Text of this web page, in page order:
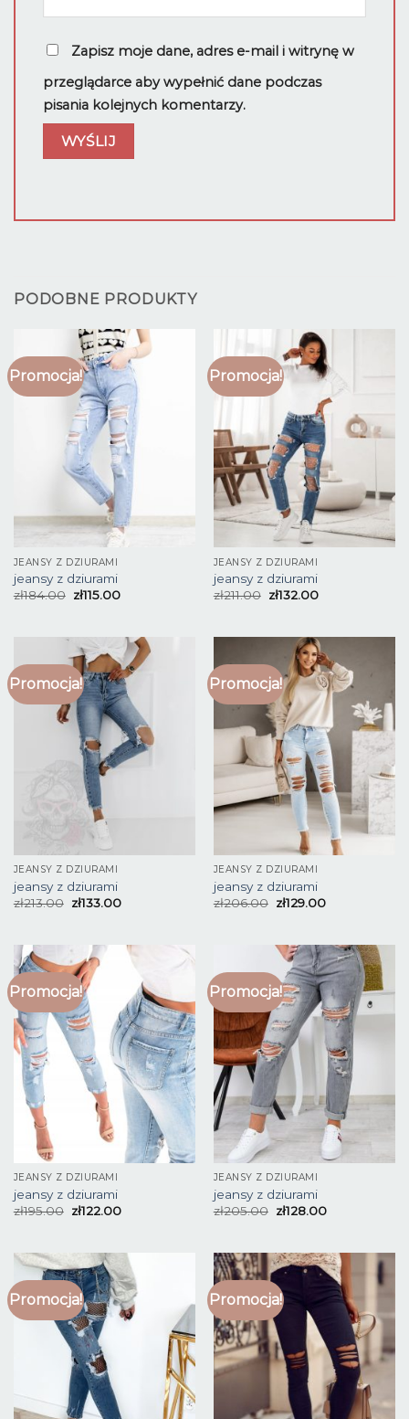
Zapisz moje dane, adres e-mail i witrynę w
przeglądarce aby wypełnić dane podczas
pisania kolejnych komentarzy.
PODOBNE PRODUKTY
Promocja!
JEANSY Z DZIURAMI
jeansy z dziurami
zł184.00 zł115.00
Promocja!
JEANSY Z DZIURAMI
jeansy z dziurami
zł211.00 zł132.00
Promocja!
JEANSY Z DZIURAMI
jeansy z dziurami
zł213.00 zł133.00
Promocja!
JEANSY Z DZIURAMI
jeansy z dziurami
zł206.00 zł129.00
Promocja!
JEANSY Z DZIURAMI
jeansy z dziurami
zł195.00 zł122.00
Promocja!
JEANSY Z DZIURAMI
jeansy z dziurami
zł205.00 zł128.00
Promocja! Promocja!